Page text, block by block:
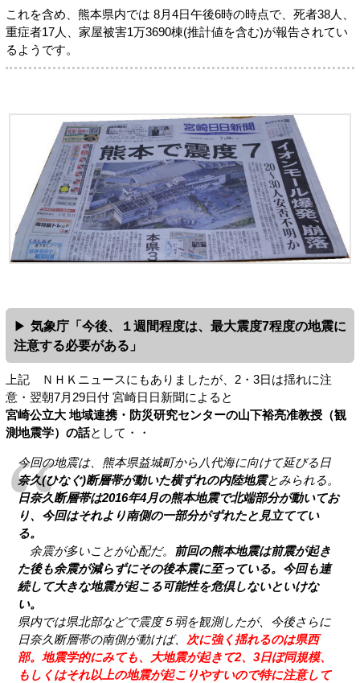
これを含め、熊本県内では 8月4日午後6時の時点で、死者38人、
重症者17人、家屋被害1万3690棟(推計値を含む)が報告されてい
るようです。
気象庁「今後、１週間程度は、最大震度7程度の地震に
注意する必要がある」
上記 ＮＨＫニュースにもありましたが、2・3日は揺れに注
意・翌朝7月29日付 宮崎日日新聞によると
宮崎公立大 地域連携・防災研究センターの山下裕亮准教授（観
測地震学）の話として・・
今回の地震は、熊本県益城町から八代海に向けて延びる日
奈久(ひなぐ)断層帯が動いた横ずれの内陸地震とみられる。
日奈久断層帯は2016年4月の熊本地震で北端部分が動いてお
り、今回はそれより南側の一部分がずれたと見立ててい
る。
余震が多いことが心配だ。
前回の熊本地震は前震が起き
た後も余震が減らずにその後本震に至っている。今回も連
続して大きな地震が起こる可能性を危倶しないといけな
い。
県内では県北部などで震度５弱を観測したが、今後さらに
日奈久断層帯の南側が動けば、 次に強く揺れるのは県西
部。地震学的にみても、大地震が起きて2、3日ぼ同規模、
もしくはそれ以上の地震が起こりやすいので特に注意して